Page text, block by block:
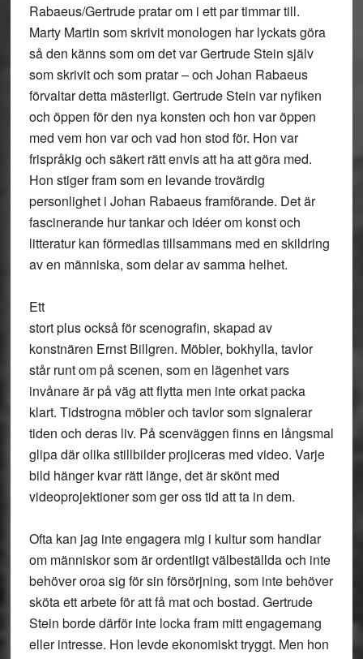
Rabaeus/Gertrude pratar om i ett par timmar till.
Marty Martin som skrivit monologen har lyckats göra
så den känns som om det var Gertrude Stein själv
som skrivit och som pratar – och Johan Rabaeus
förvaltar detta mästerligt. Gertrude Stein var nyfiken
och öppen för den nya konsten och hon var öppen
med vem hon var och vad hon stod för. Hon var
frispråkig och säkert rätt envis att ha att göra med.
Hon stiger fram som en levande trovärdig
personlighet i Johan Rabaeus framförande. Det är
fascinerande hur tankar och idéer om konst och
litteratur kan förmedlas tillsammans med en skildring
av en människa, som delar av samma helhet.
Ett
stort plus också för scenografin, skapad av
konstnären Ernst Billgren. Möbler, bokhylla, tavlor
står runt om på scenen, som en lägenhet vars
invånare är på väg att flytta men inte orkat packa
klart. Tidstrogna möbler och tavlor som signalerar
tiden och deras liv. På scenväggen finns en långsmal
glipa där olika stillbilder projiceras med video. Varje
bild hänger kvar rätt länge, det är skönt med
videoprojektioner som ger oss tid att ta in dem.
Ofta kan jag inte engagera mig i kultur som handlar
om människor som är ordentligt välbeställda och inte
behöver oroa sig för sin försörjning, som inte behöver
sköta ett arbete för att få mat och bostad. Gertrude
Stein borde därför inte locka fram mitt engagemang
eller intresse. Hon levde ekonomiskt tryggt. Men hon